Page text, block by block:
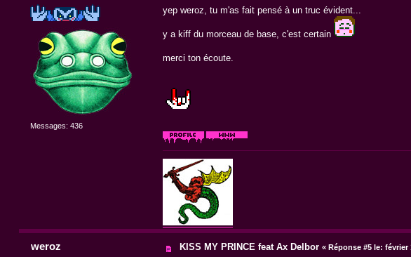
Messages: 436
yep weroz, tu m'as fait pensé à un truc évident...
y a kiff du morceau de base, c'est certain
merci ton écoute.
weroz KISS MY PRINCE feat Ax Delbor « Réponse #5 le: février